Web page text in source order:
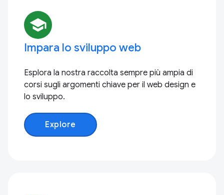
school
Impara lo sviluppo web
Esplora la nostra raccolta sempre più ampia di
corsi sugli argomenti chiave per il web design e
lo sviluppo.
Explore